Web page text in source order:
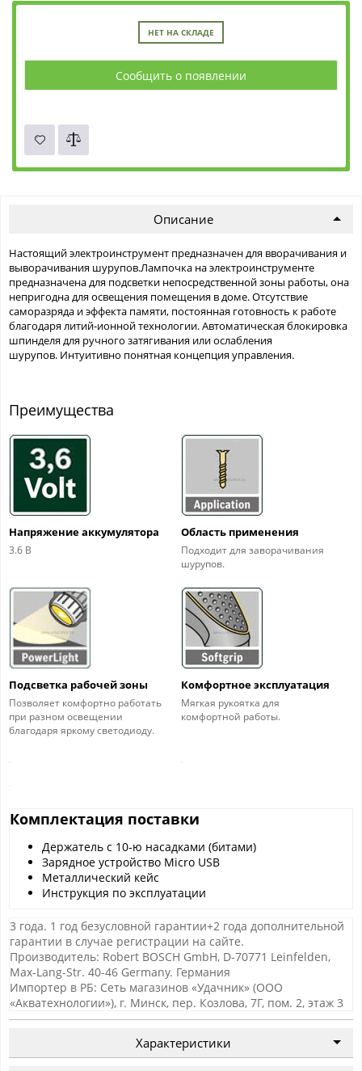
НЕТ НА СКЛАДЕ
Сообщить о появлении
Описание
Настоящий электроинструмент предназначен для вворачивания и
выворачивания шурупов.Лампочка на электроинструменте
предназначена для подсветки непосредственной зоны работы, она
непригодна для освещения помещения в доме. Отсутствие
саморазряда и эффекта памяти, постоянная готовность к работе
благодаря литий-ионной технологии. Автоматическая блокировка
шпинделя для ручного затягивания или ослабления
шурупов. Интуитивно понятная концепция управления.
Преимущества
Напряжение аккумулятора
3.6 В
Область применения
Подходит для заворачивания
шурупов.
Подсветка рабочей зоны
Позволяет комфортно работать
при разном освещении
благодаря яркому светодиоду.
Комфортное эксплуатация
Мягкая рукоятка для
комфортной работы.
Комплектация поставки
Держатель с 10-ю насадками (битами)
Зарядное устройство Micro USB
Металлический кейс
Инструкция по эксплуатации
3 года. 1 год безусловной гарантии+2 года дополнительной
гарантии в случае регистрации на сайте.
Производитель: Robert BOSCH GmbH, D-70771 Leinfelden,
Max-Lang-Str. 40-46 Germany. Германия
Импортер в РБ: Сеть магазинов «Удачник» (ООО
«Акватехнологии»), г. Минск, пер. Козлова, 7Г, пом. 2, этаж 3
Характеристики